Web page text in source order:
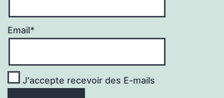
Email*
J'accepte recevoir des E-mails